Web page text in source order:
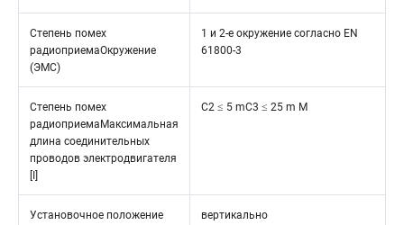
Степень помех
радиоприемаОкружение
(ЭМС)
1 и 2-е окружение согласно EN
61800-3
Степень помех
радиоприемаМаксимальная
длина соединительных
проводов электродвигателя
C2 ≤ 5 mC3 ≤ 25 m M
Установочное положение вертикально